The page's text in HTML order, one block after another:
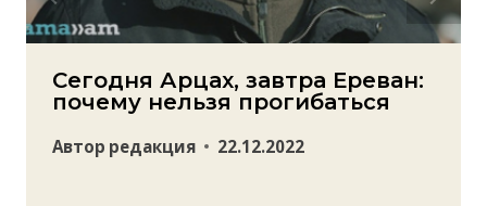
Сегодня Арцах, завтра Ереван:
почему нельзя прогибаться
Автор редакция 22.12.2022